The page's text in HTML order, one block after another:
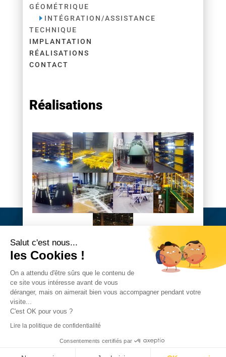
GÉOMÉTRIQUE
INTÉGRATION/ASSISTANCE
TECHNIQUE
IMPLANTATION
RÉALISATIONS
CONTACT
Réalisations
Copyright VELA Industrie 2026
Salut c'est nous...
les Cookies !
On a attendu d'être sûrs que le contenu de
ce site vous intéresse avant de vous
déranger, mais on aimerait bien vous accompagner pendant votre
visite...
C'est OK pour vous ?
Lire la politique de confidentialité
Consentements certifiés par